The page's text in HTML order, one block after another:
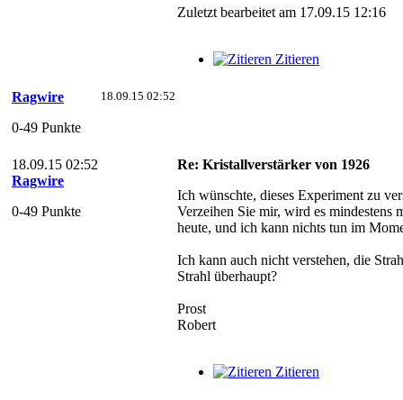
Zuletzt bearbeitet am 17.09.15 12:16
Zitieren
18.09.15 02:52
Ragwire
0-49 Punkte
18.09.15 02:52
Ragwire
0-49 Punkte
Re: Kristallverstärker von 1926
Ich wünschte, dieses Experiment zu
Verzeihen Sie mir, wird es mindestens
heute, und ich kann nichts tun im
Ich kann auch nicht verstehen, die
Strahl überhaupt?
Prost
Robert
Zitieren